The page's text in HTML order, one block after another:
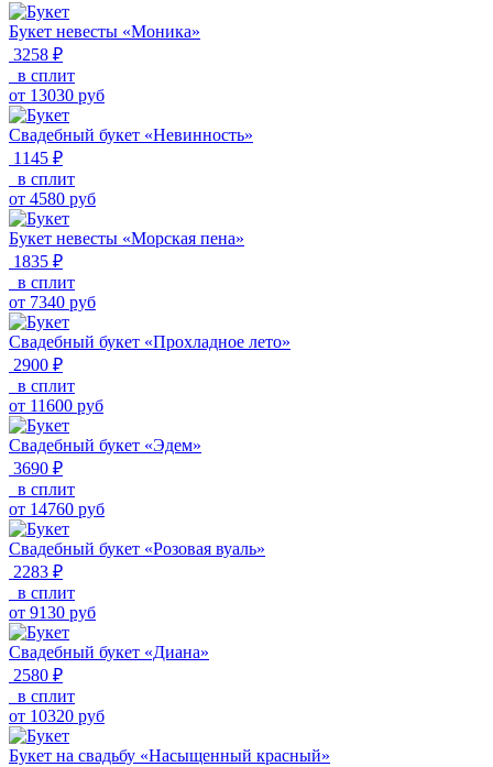
Букет невесты «Моника»
3258 ₽
в сплит
от 13030 руб
Свадебный букет «Невинность»
1145 ₽
в сплит
от 4580 руб
Букет невесты «Морская пена»
1835 ₽
в сплит
от 7340 руб
Свадебный букет «Прохладное лето»
2900 ₽
в сплит
от 11600 руб
Свадебный букет «Эдем»
3690 ₽
в сплит
от 14760 руб
Свадебный букет «Розовая вуаль»
2283 ₽
в сплит
от 9130 руб
Свадебный букет «Диана»
2580 ₽
в сплит
от 10320 руб
Букет на свадьбу «Насыщенный красный»